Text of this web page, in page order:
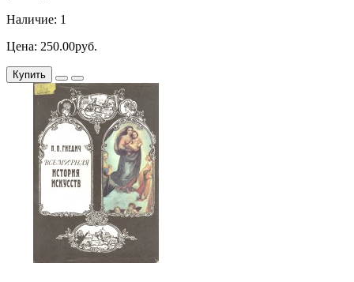
Наличие: 1
Цена: 250.00руб.
Купить